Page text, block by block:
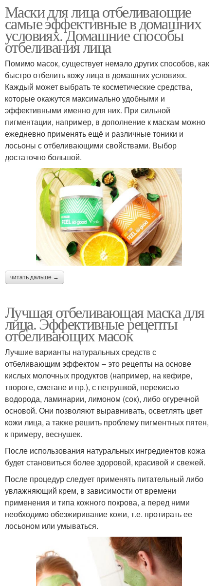
Маски для лица отбеливающие
самые эффективные в домашних
условиях. Домашние способы
отбеливания лица
Помимо масок, существует немало других способов, как
быстро отбелить кожу лица в домашних условиях.
Каждый может выбрать те косметические средства,
которые окажутся максимально удобными и
эффективными именно для них. При сильной
пигментации, например, в дополнение к маскам можно
ежедневно применять ещё и различные тоники и
лосьоны с отбеливающими свойствами. Выбор
достаточно большой.
читать дальше →
Лучшая отбеливающая маска для
лица. Эффективные рецепты
отбеливающих масок
Лучшие варианты натуральных средств с
отбеливающим эффектом – это рецепты на основе
кислых молочных продуктов (например, на кефире,
твороге, сметане и пр.), с петрушкой, перекисью
водорода, ламинарии, лимоном (сок), либо огуречной
основой. Они позволяют выравнивать, осветлять цвет
кожи лица, а также решить проблему пигментных пятен,
к примеру, веснушек.
После использования натуральных ингредиентов кожа
будет становиться более здоровой, красивой и свежей.
После процедур следует применять питательный либо
увлажняющий крем, в зависимости от времени
применения и типа кожного покрова, а перед ними
необходимо обезжиривание кожи, т.е. протирать ее
лосьоном или умываться.